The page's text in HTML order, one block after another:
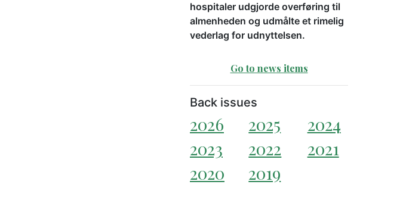
hospitaler udgjorde overføring til
almenheden og udmålte et rimelig
vederlag for udnyttelsen.
Go to news items
Back issues
2026 2025
2024
2023
2022
2021
2020
2019